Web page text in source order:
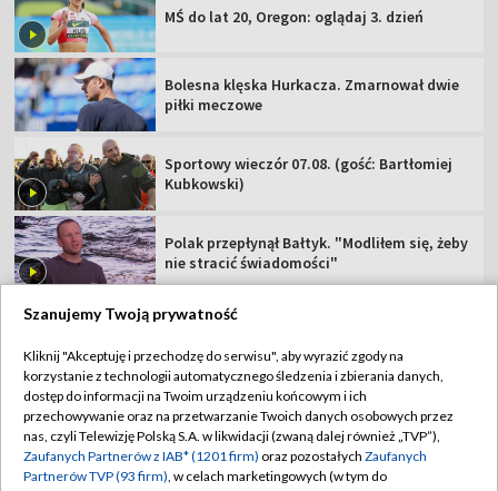
MŚ do lat 20, Oregon: oglądaj 3. dzień
Bolesna klęska Hurkacza. Zmarnował dwie
piłki meczowe
Sportowy wieczór 07.08. (gość: Bartłomiej
Kubkowski)
Polak przepłynął Bałtyk. "Modliłem się, żeby
nie stracić świadomości"
TVP
Abonament TVP
Sklep TVP
Regulamin TVP
Polityka prywatności
Szanujemy Twoją prywatność
Kliknij "Akceptuję i przechodzę do serwisu", aby wyrazić zgody na
korzystanie z technologii automatycznego śledzenia i zbierania danych,
dostęp do informacji na Twoim urządzeniu końcowym i ich
przechowywanie oraz na przetwarzanie Twoich danych osobowych przez
nas, czyli Telewizję Polską S.A. w likwidacji (zwaną dalej również „TVP”),
Zaufanych Partnerów z IAB* (1201 firm) oraz pozostałych Zaufanych
Partnerów TVP (93 firm), w celach marketingowych (w tym do